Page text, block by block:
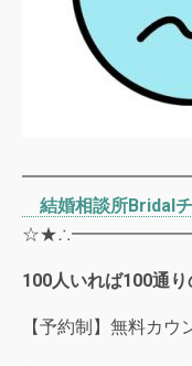
結婚相談所Bridal
100人いれば100通り
【予約制】無料カウ